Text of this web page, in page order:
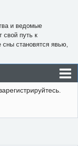
и ведомые
свой путь к
сны становятся явью,